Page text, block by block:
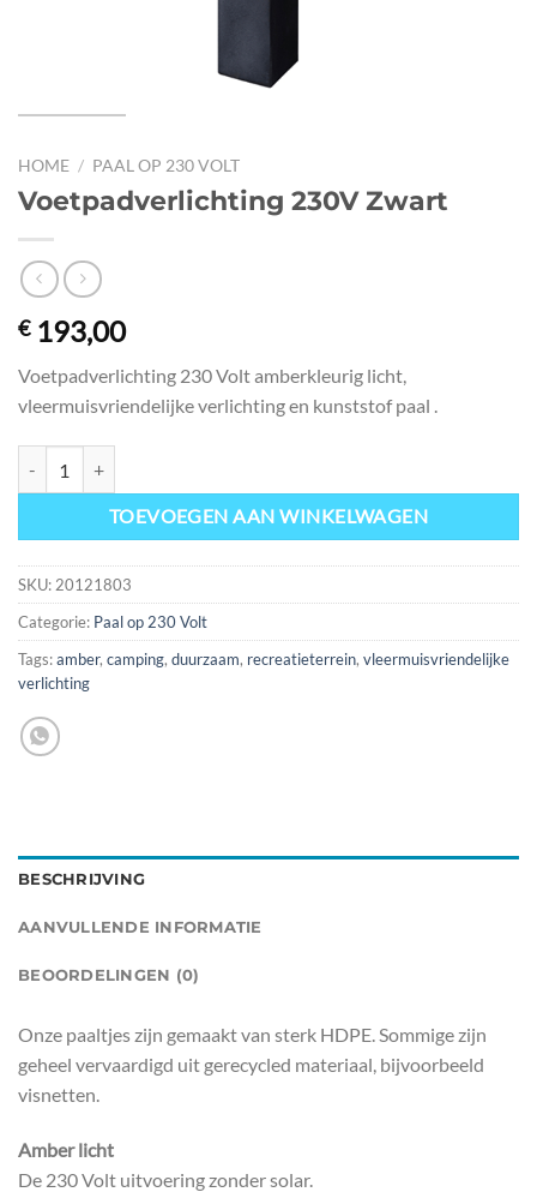
HOME / PAAL OP 230 VOLT
Voetpadverlichting 230V Zwart
€193,00
Voetpadverlichting 230 Volt amberkleurig licht,
vleermuisvriendelijke verlichting en kunststof paal .
TOEVOEGEN AAN WINKELWAGEN
SKU: 20121803
Categorie: Paal op 230 Volt
Tags:amber, camping, duurzaam, recreatieterrein, vleermuisvriendelijke
verlichting
BESCHRIJVING
AANVULLENDE INFORMATIE
BEOORDELINGEN (0)
Onze paaltjes zijn gemaakt van sterk HDPE. Sommige zijn
geheel vervaardigd uit gerecycled materiaal, bijvoorbeeld
visnetten.
Amber licht
De 230 Volt uitvoering zonder solar.